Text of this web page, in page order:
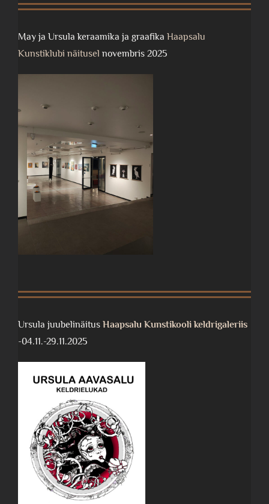
May ja Ursula keraamika ja graafika Haapsalu
Kunstiklubi näitusel novembris 2025
Ursula juubelinäitus Haapsalu Kunstikooli keldrigaleriis
-04.11.-29.11.2025